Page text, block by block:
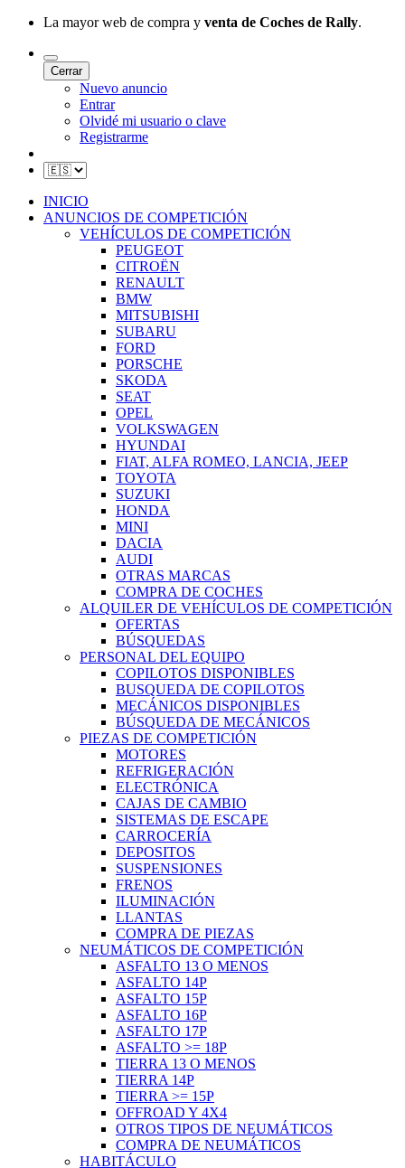
La mayor web de compra y venta de Coches de Rally.
Cerrar
Nuevo anuncio
Entrar
Olvidé mi usuario o clave
Registrarme
INICIO
ANUNCIOS DE COMPETICIÓN
VEHÍCULOS DE COMPETICIÓN
PEUGEOT
CITROËN
RENAULT
BMW
MITSUBISHI
SUBARU
FORD
PORSCHE
SKODA
SEAT
OPEL
VOLKSWAGEN
HYUNDAI
FIAT, ALFA ROMEO, LANCIA, JEEP
TOYOTA
SUZUKI
HONDA
MINI
DACIA
AUDI
OTRAS MARCAS
COMPRA DE COCHES
ALQUILER DE VEHÍCULOS DE COMPETICIÓN
OFERTAS
BÚSQUEDAS
PERSONAL DEL EQUIPO
COPILOTOS DISPONIBLES
BUSQUEDA DE COPILOTOS
MECÁNICOS DISPONIBLES
BÚSQUEDA DE MECÁNICOS
PIEZAS DE COMPETICIÓN
MOTORES
REFRIGERACIÓN
ELECTRÓNICA
CAJAS DE CAMBIO
SISTEMAS DE ESCAPE
CARROCERÍA
DEPOSITOS
SUSPENSIONES
FRENOS
ILUMINACIÓN
LLANTAS
COMPRA DE PIEZAS
NEUMÁTICOS DE COMPETICIÓN
ASFALTO 13 O MENOS
ASFALTO 14P
ASFALTO 15P
ASFALTO 16P
ASFALTO 17P
ASFALTO >= 18P
TIERRA 13 O MENOS
TIERRA 14P
TIERRA >= 15P
OFFROAD Y 4X4
OTROS TIPOS DE NEUMÁTICOS
COMPRA DE NEUMÁTICOS
HABITÁCULO